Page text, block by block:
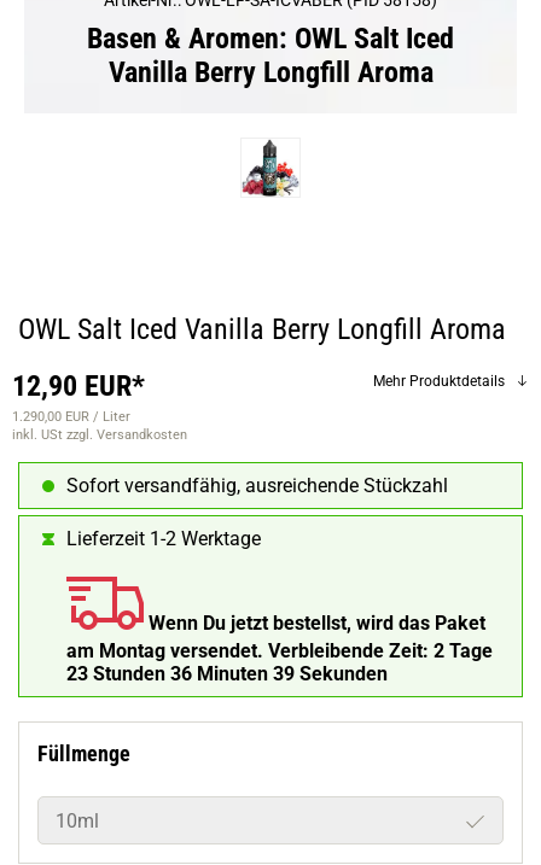
Basen & Aromen: OWL Salt Iced
Vanilla Berry Longfill Aroma
OWL Salt Iced Vanilla Berry Longfill Aroma
12,90 EUR*
1.290,00 EUR / Liter
inkl. USt zzgl. Versandkosten
Mehr Produktdetails
Sofort versandfähig, ausreichende Stückzahl
Lieferzeit 1-2 Werktage
Wenn Du jetzt bestellst, wird das Paket
am Montag versendet. Verbleibende Zeit: 2 Tage
23 Stunden 36 Minuten 38 Sekunden
Füllmenge
10ml